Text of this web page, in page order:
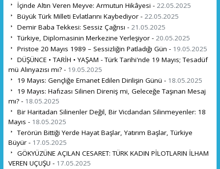
İçinde Altın Veren Meyve: Armutun Hikâyesi - 22.05.2025
Büyük Türk Milleti Evlatlarını Kaybediyor - 22.05.2025
Demir Baba Tekkesi: Sessiz Çağrısı - 21.05.2025
Türkiye, Diplomasinin Merkezine Yerleşiyor - 20.05.2025
Pristoe 20 Mayıs 1989 – Sessizliğin Patladığı Gün - 19.05.2025
DÜŞÜNCE • TARİH • YAŞAM - Türk Tarihi'nde 19 Mayıs; Tesadüf
mü Alınyazısı mı? - 19.05.2025
19 Mayıs: Gençliğe Emanet Edilen Dirilişin Günü - 18.05.2025
19 Mayıs: Hafızası Silinen Direniş mi, Geleceğe Taşınan Mesaj
mı? - 18.05.2025
Bir Haritadan Silinenler Değil, Bir Vicdandan Silinmeyenler: 18
Mayıs - 18.05.2025
Terörün Bittiği Yerde Hayat Başlar, Yatırım Başlar, Türkiye
Büyür - 17.05.2025
GÖKYÜZÜNE AÇILAN CESARET: TÜRK KADIN PİLOTLARIN İLHAM
VEREN UÇUŞU - 17.05.2025